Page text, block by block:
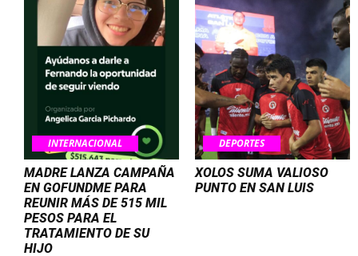
INTERNACIONAL
MADRE LANZA CAMPAÑA
EN GOFUNDME PARA
REUNIR MÁS DE 515 MIL
PESOS PARA EL
TRATAMIENTO DE SU
HIJO
DEPORTES
XOLOS SUMA VALIOSO
PUNTO EN SAN LUIS